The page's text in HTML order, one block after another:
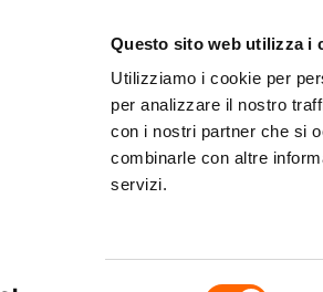
Questo sito web utilizza i
Utilizziamo i cookie per
per analizzare il nostro
con i nostri partner che si
combinarle con altre
servizi.
S.r.l, via Diocleziano 105, 80125
801371 E' vietata la riproduzione